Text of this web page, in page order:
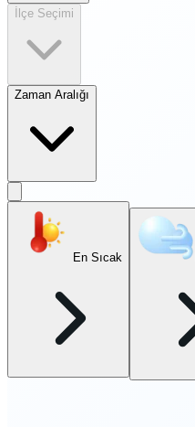
İlçe Seçimi
Zaman Aralığı
En Sıcak